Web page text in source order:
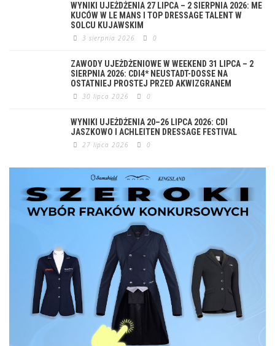
WYNIKI UJEŻDŻENIA 27 LIPCA – 2 SIERPNIA 2026: ME
KUCÓW W LE MANS I TOP DRESSAGE TALENT W
SOLCU KUJAWSKIM
3 sierpnia 2026 0
ZAWODY UJEŻDŻENIOWE W WEEKEND 31 LIPCA – 2
SIERPNIA 2026: CDI4* NEUSTADT-DOSSE NA
OSTATNIEJ PROSTEJ PRZED AKWIZGRANEM
30 lipca 2026 0
WYNIKI UJEŻDŻENIA 20–26 LIPCA 2026: CDI
JASZKOWO I ACHLEITEN DRESSAGE FESTIVAL
27 lipca 2026 0